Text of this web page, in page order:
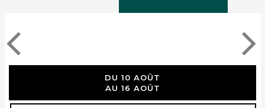
DU 10 AOÛT
AU 16 AOÛT